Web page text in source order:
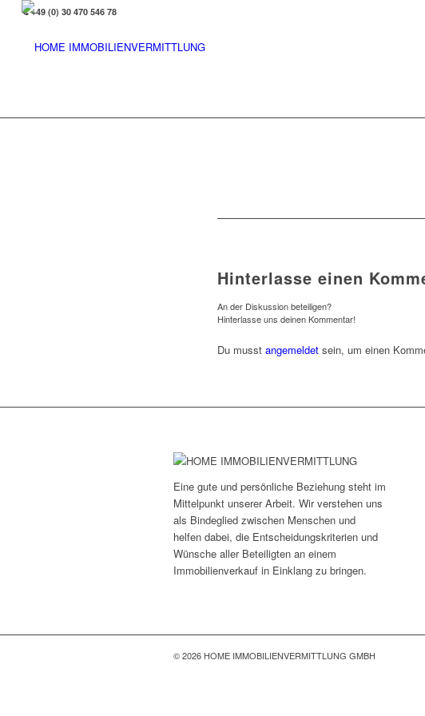
+49 (0) 30 470 546 78
Hinterlasse einen
An der Diskussion beteiligen?
Hinterlasse uns deinen Kommentar!
Du musst angemeldet sein, um einen
Eine gute und persönliche Beziehung steht im
Mittelpunkt unserer Arbeit. Wir verstehen uns
als Bindeglied zwischen Menschen und
helfen dabei, die Entscheidungskriterien und
Wünsche aller Beteiligten an einem
Immobilienverkauf in Einklang zu bringen.
© 2026 HOME IMMOBILIENVERMITTLUNG GMBH